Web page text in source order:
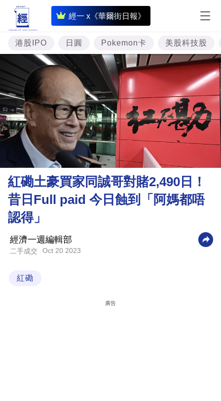
經一 x《華爾街日報》
即
時
財
經
專
投
資
樓
市
理
財
商
科
技
港股IPO 日圓 Pokemon卡 美股科技股
紅磡土豪買家同誠哥對賭2,490日！
昔日Full paid 今日蝕到「阿媽都唔
認得」
經濟一週編輯部
二手成交 Oct 20 2023
紅磡
廣告